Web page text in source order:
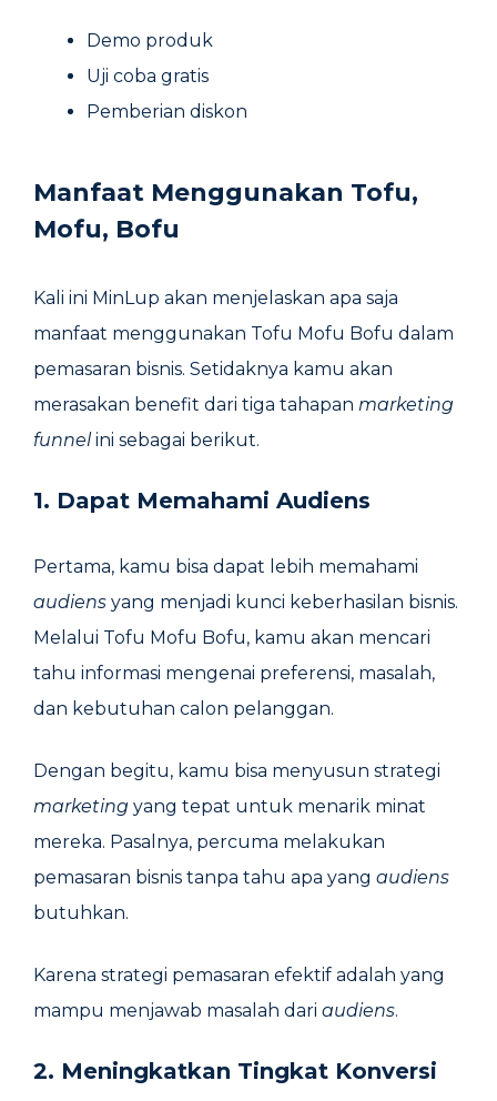
Demo produk
Uji coba gratis
Pemberian diskon
Manfaat Menggunakan Tofu,
Mofu, Bofu
Kali ini MinLup akan menjelaskan apa saja
manfaat menggunakan Tofu Mofu Bofu dalam
pemasaran bisnis. Setidaknya kamu akan
merasakan benefit dari tiga tahapan marketing
funnelini sebagai berikut.
1. Dapat Memahami Audiens
Pertama, kamu bisa dapat lebih memahami
audiens yang menjadi kunci keberhasilan bisnis.
Melalui Tofu Mofu Bofu, kamu akan mencari
tahu informasi mengenai preferensi, masalah,
dan kebutuhan calon pelanggan.
Dengan begitu, kamu bisa menyusun strategi
marketing yang tepat untuk menarik minat
mereka. Pasalnya, percuma melakukan
pemasaran bisnis tanpa tahu apa yang audiens
butuhkan.
Karena strategi pemasaran efektif adalah yang
mampu menjawab masalah dari audiens.
2. Meningkatkan Tingkat Konversi